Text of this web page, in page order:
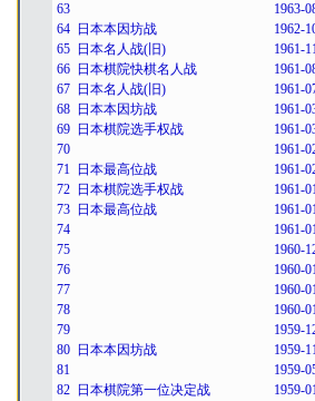
63
1963-
64 日本本因坊战 1962-
65 日本名人战(旧) 1961-
66 日本棋院快棋名人战 1961-
67 日本名人战(旧) 1961-
68 日本本因坊战 1961-
69 日本棋院选手权战 1961-
70
1961-
71 日本最高位战 1961-
72 日本棋院选手权战 1961-
73 日本最高位战 1961-
74
1961-
75
1960-
76
1960-
77
1960-
78
1960-
79
1959-
80 日本本因坊战 1959-
81
1959-
82 日本棋院第一位决定战 1959-